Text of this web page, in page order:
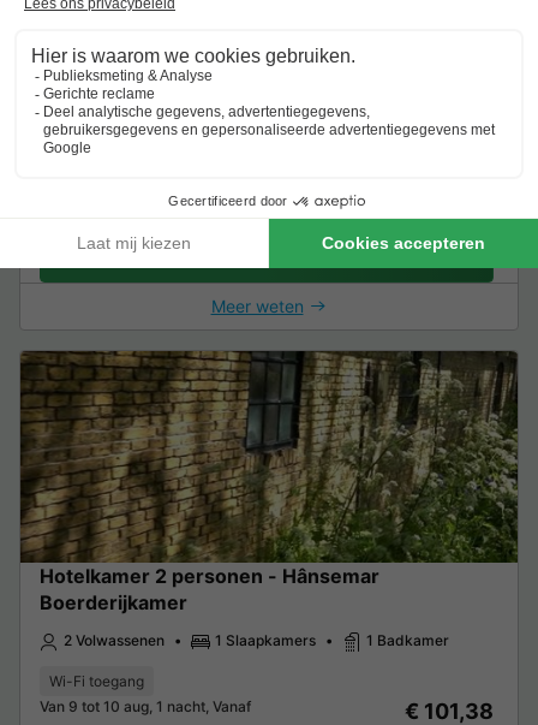
Hotelkamer 2 personen - Geastermar
Boerderijkamer
2 Volwassenen 1 Slaapkamers 1 Badkamer
Wi-Fi toegang
€ 41,78 toeslagen op basis van 2 personen
Meer weten
Hotelkamer 2 personen - Hânsemar
Boerderijkamer
2 Volwassenen 1 Slaapkamers 1 Badkamer
Wi-Fi toegang
Van 9 tot 10 aug, 1 nacht, Vanaf
€ 101,38